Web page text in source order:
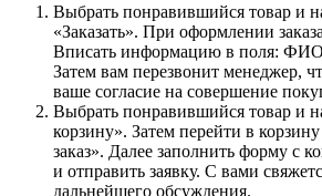
Выбрать понравившийся товар и
«Заказать». При оформлении
Вписать информацию в поля:
Затем вам перезвонит менеджер,
ваше согласие на совершение
Выбрать понравившийся товар и
корзину». Затем перейти в
заказ». Далее заполнить форму с
и отправить заявку. С вами
дальнейшего обсуждения.